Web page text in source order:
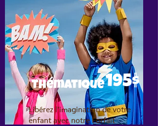
Thématique195$
Libérez l’imagination de votre
enfant avec notre Forfait